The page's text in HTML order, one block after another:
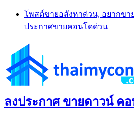
Skip
content
โพสต์ขายอสังหาด่วน, อยากขา
ประกาศขายคอนโดด่วน
ลงประกาศ ขายดาวน์ ค